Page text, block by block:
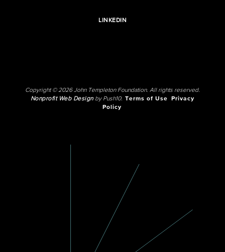
LINKEDIN
Copyright © 2026 John Templeton Foundation. All rights reserved.
Nonprofit Web Designby Push10. Terms of Use
Privacy
Policy